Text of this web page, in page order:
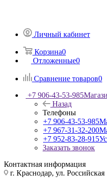
Личный кабинет
Корзина0
Отложенные0
Сравнение товаров0
+7 906-43-53-985
Назад
Телефоны
+7 906-43-53-985
+7 967-31-32-200
+7 952-83-28-915
Заказать звонок
Контактная информация
г. Краснодар, ул. Российская